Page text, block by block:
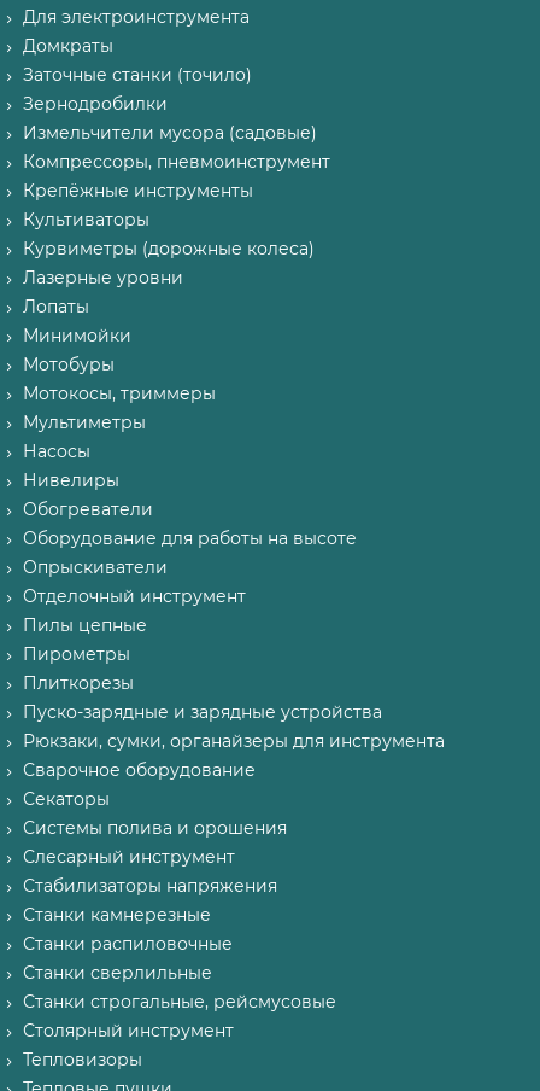
Для электроинструмента
Домкраты
Заточные станки (точило)
Зернодробилки
Измельчители мусора (садовые)
Компрессоры, пневмоинструмент
Крепёжные инструменты
Культиваторы
Курвиметры (дорожные колеса)
Лазерные уровни
Лопаты
Минимойки
Мотобуры
Мотокосы, триммеры
Мультиметры
Насосы
Нивелиры
Обогреватели
Оборудование для работы на высоте
Опрыскиватели
Отделочный инструмент
Пилы цепные
Пирометры
Плиткорезы
Пуско-зарядные и зарядные устройства
Рюкзаки, сумки, органайзеры для инструмента
Сварочное оборудование
Секаторы
Системы полива и орошения
Слесарный инструмент
Стабилизаторы напряжения
Станки камнерезные
Станки распиловочные
Станки сверлильные
Станки строгальные, рейсмусовые
Столярный инструмент
Тепловизоры